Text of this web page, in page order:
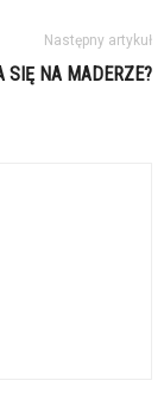
Następny artykuł
SIĘ NA MADERZE?